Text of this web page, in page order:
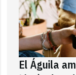
El Águila